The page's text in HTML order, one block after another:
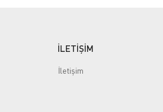
İLETİŞİM
İletişim